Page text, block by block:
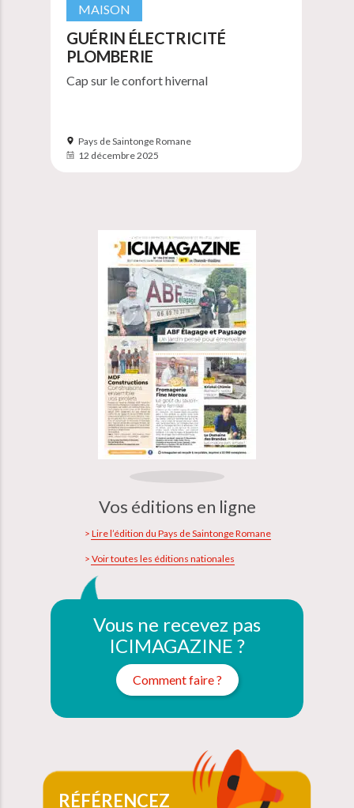
Vos éditions en ligne
Lire l’édition du Pays de Saintonge Romane
Voir toutes les éditions nationales
Vous ne recevez pas
ICIMAGAZINE ?
Comment faire ?
MAISON
GUÉRIN ÉLECTRICITÉ
PLOMBERIE
Cap sur le confort hivernal
Pays de Saintonge Romane
12 décembre 2025
RÉFÉRENCEZ